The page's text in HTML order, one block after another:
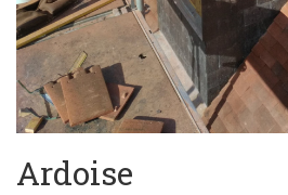
Ardoise